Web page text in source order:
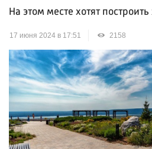
На этом месте хотят
17 июня 2024 в 17:51 2158